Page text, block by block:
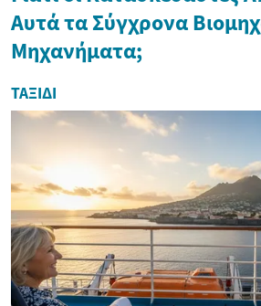
Αυτά τα Σύγχρονα
Μηχανήματα;
ΤΑΞΊΔΙ